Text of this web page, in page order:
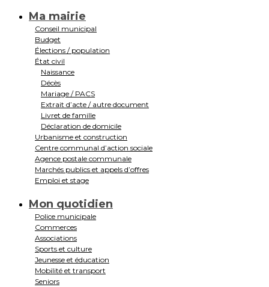
Ma mairie
Conseil municipal
Budget
Élections / population
État civil
Naissance
Décès
Mariage / PACS
Extrait d’acte / autre document
Livret de famille
Déclaration de domicile
Urbanisme et construction
Centre communal d’action sociale
Agence postale communale
Marchés publics et appels d’offres
Emploi et stage
Mon quotidien
Police municipale
Commerces
Associations
Sports et culture
Jeunesse et éducation
Mobilité et transport
Seniors